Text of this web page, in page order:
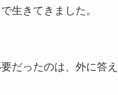
生きてきました。
だったのは、外に答